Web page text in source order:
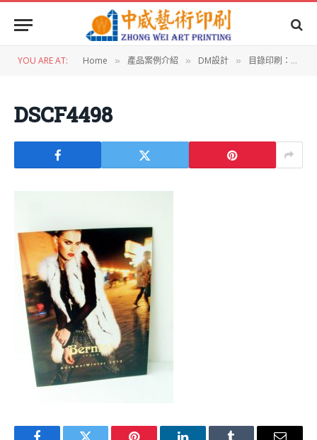
YOU ARE AT: Home » 產品案例介紹 » DM設計 » 目錄印刷：BERNINI秋冬服飾目錄
DSCF4498